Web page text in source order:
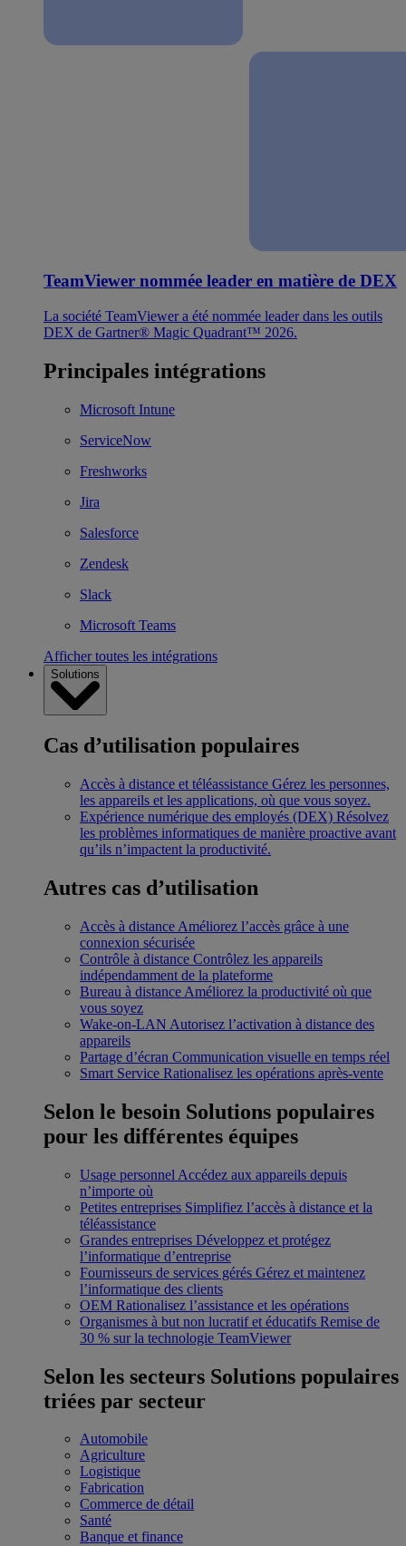
TeamViewer nommée leader en matière de DEX
La société TeamViewer a été nommée leader dans les outils
DEX de Gartner® Magic Quadrant™ 2026.
Principales intégrations
Microsoft Intune
ServiceNow
Freshworks
Jira
Salesforce
Zendesk
Slack
Microsoft Teams
Afficher toutes les intégrations
Solutions
Cas d’utilisation populaires
Accès à distance et téléassistance Gérez les personnes,
les appareils et les applications, où que vous soyez.
Expérience numérique des employés (DEX) Résolvez
les problèmes informatiques de manière proactive avant
qu’ils n’impactent la productivité.
Autres cas d’utilisation
Accès à distance Améliorez l’accès grâce à une
connexion sécurisée
Contrôle à distance Contrôlez les appareils
indépendamment de la plateforme
Bureau à distance Améliorez la productivité où que
vous soyez
Wake-on-LAN Autorisez l’activation à distance des
appareils
Partage d’écran Communication visuelle en temps réel
Smart Service Rationalisez les opérations après-vente
Selon le besoin Solutions populaires
pour les différentes équipes
Usage personnel Accédez aux appareils depuis
n’importe où
Petites entreprises Simplifiez l’accès à distance et la
téléassistance
Grandes entreprises Développez et protégez
l’informatique d’entreprise
Fournisseurs de services gérés Gérez et maintenez
l’informatique des clients
OEM Rationalisez l’assistance et les opérations
Organismes à but non lucratif et éducatifs Remise de
30 % sur la technologie TeamViewer
Selon les secteurs Solutions populaires
triées par secteur
Automobile
Agriculture
Logistique
Fabrication
Commerce de détail
Santé
Banque et finance